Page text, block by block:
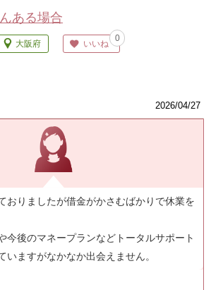
ある場合
大阪府 いいね
0
2026/04/27
おりましたが借金がかさむばかりで休業を
今後のマネープランなどトータルサポート
いますがなかなか出会えません。